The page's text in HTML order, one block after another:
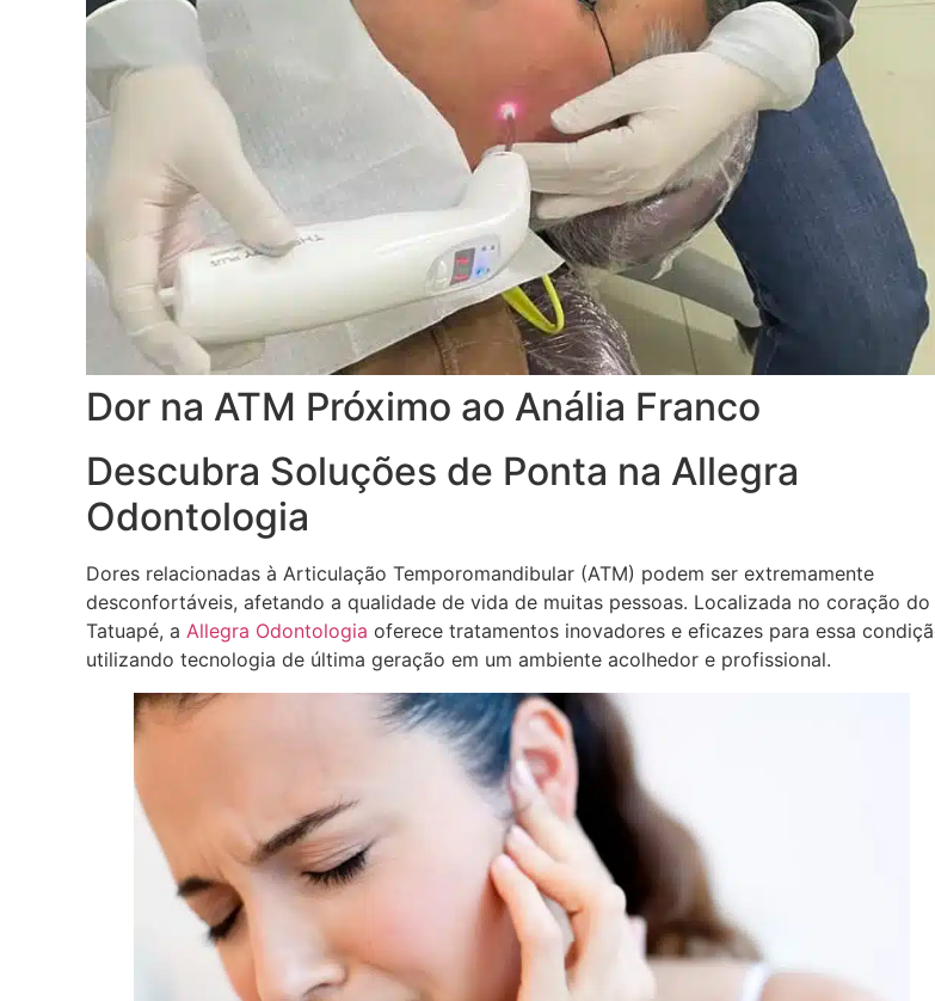
Dor na ATM Próximo ao Anália Franco
Descubra Soluções de Ponta na Allegra
Odontologia
Dores relacionadas à Articulação Temporomandibular (ATM) podem ser extremamente
desconfortáveis, afetando a qualidade de vida de muitas pessoas. Localizada no coração do
Tatuapé, a Allegra Odontologia oferece tratamentos inovadores e eficazes para essa
utilizando tecnologia de última geração em um ambiente acolhedor e profissional.